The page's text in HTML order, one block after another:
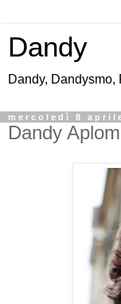
Dandy
Dandy, Dandysmo,
mercoledì 8
Dandy